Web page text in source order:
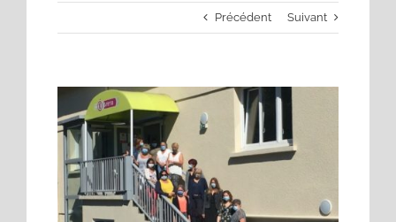
Précédent Suivant
Voir
l'image
agrandie